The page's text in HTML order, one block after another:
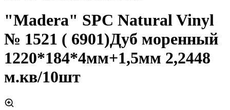
"Madera" SPC Natural Vinyl
№ 1521 ( 6901)Дуб моренный
1220*184*4мм+1,5мм 2,2448
м.кв/10шт